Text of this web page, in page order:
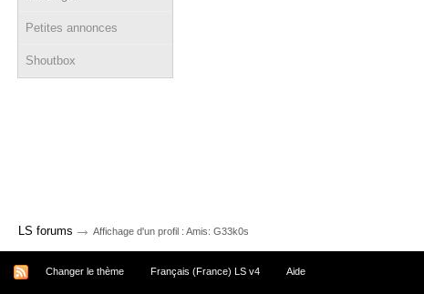
Petites annonces
Shoutbox
LS forums → Affichage d'un profil : Amis: G33k0s
Changer le thème Français (France) LS v4 Aide